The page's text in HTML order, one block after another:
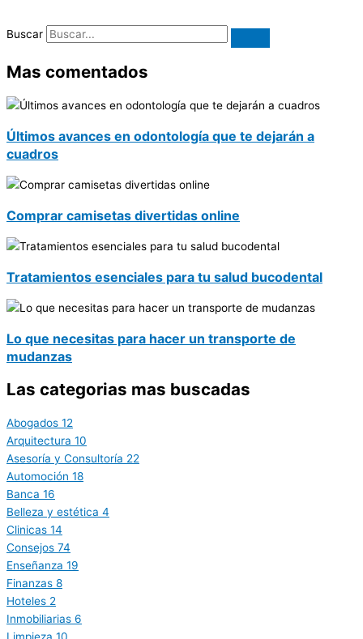
Buscar
Mas comentados
Últimos avances en odontología que te dejarán a
cuadros
Comprar camisetas divertidas online
Tratamientos esenciales para tu salud bucodental
Lo que necesitas para hacer un transporte de
mudanzas
Las categorias mas buscadas
Abogados 12
Arquitectura 10
Asesoría y Consultoría 22
Automoción 18
Banca 16
Belleza y estética 4
Clinicas 14
Consejos 74
Enseñanza 19
Finanzas 8
Hoteles 2
Inmobiliarias 6